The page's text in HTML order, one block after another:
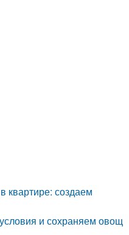
квартире: создаем
и сохраняем овощ